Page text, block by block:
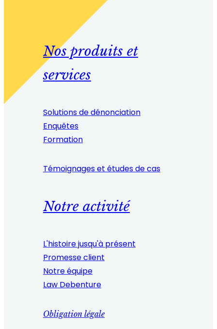
Nos produits et
services
Solutions de dénonciation
Enquêtes
Formation
Témoignages et études de cas
Notre activité
L'histoire jusqu'à présent
Promesse client
Notre équipe
Law Debenture
Obligation légale